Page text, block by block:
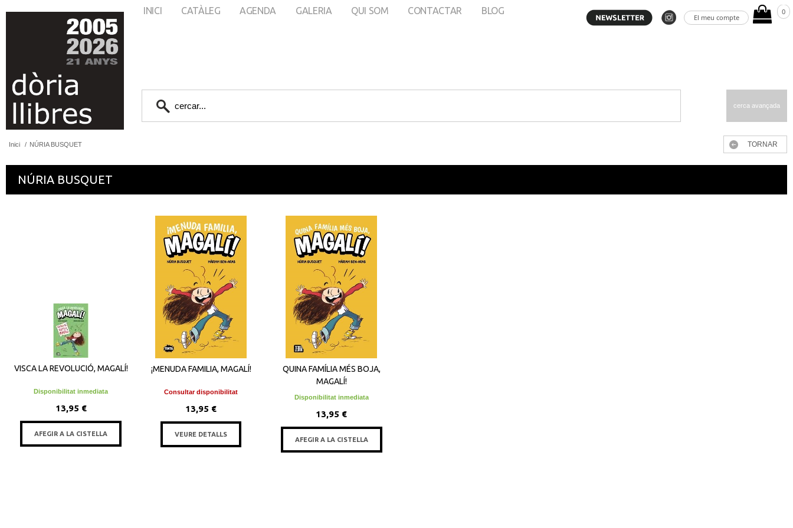
El meu compte
0
INICI CATÀLEG AGENDA GALERIA QUI SOM CONTACTAR BLOG
cerca avançada
Inici / NÚRIA BUSQUET TORNAR
NÚRIA BUSQUET
VISCA LA REVOLUCIÓ, MAGALÍ!
Disponibilitat inmediata
13,95 €
AFEGIR A LA CISTELLA
¡MENUDA FAMILIA, MAGALÍ!
Consultar disponibilitat
13,95 €
VEURE DETALLS
QUINA FAMÍLIA MÉS BOJA,
MAGALÍ!
Disponibilitat inmediata
13,95 €
AFEGIR A LA CISTELLA